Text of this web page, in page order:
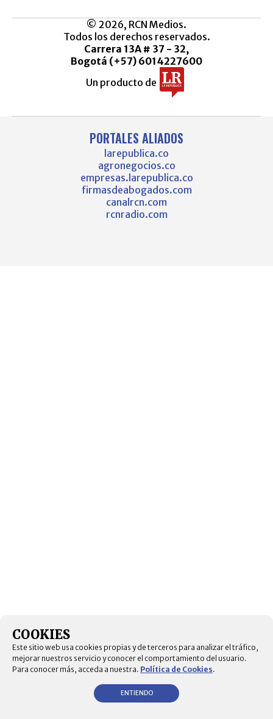
© 2026, RCN Medios.
Todos los derechos reservados.
Carrera 13A # 37 - 32,
Bogotá (+57) 6014227600
Un producto de
PORTALES ALIADOS
larepublica.co
agronegocios.co
empresas.larepublica.co
firmasdeabogados.com
canalrcn.com
rcnradio.com
COOKIES
Este sitio web usa cookies propias y de terceros para analizar el tráfico,
mejorar nuestros servicio y conocer el comportamiento del usuario.
Para conocer más, acceda a nuestra. Política de Cookies.
ENTIENDO